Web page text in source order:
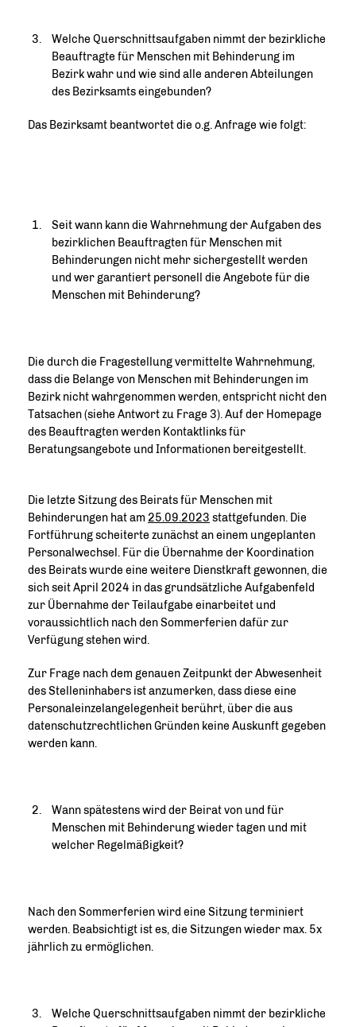
Welche Querschnittsaufgaben nimmt der bezirkliche
Beauftragte für Menschen mit Behinderung im
Bezirk wahr und wie sind alle anderen Abteilungen
des Bezirksamts eingebunden?
Das Bezirksamt beantwortet die o.g. Anfrage wie folgt:
Seit wann kann die Wahrnehmung der Aufgaben des
bezirklichen Beauftragten für Menschen mit
Behinderungen nicht mehr sichergestellt werden
und wer garantiert personell die Angebote für die
Menschen mit Behinderung?
Die durch die Fragestellung vermittelte Wahrnehmung,
dass die Belange von Menschen mit Behinderungen im
Bezirk nicht wahrgenommen werden, entspricht nicht den
Tatsachen (siehe Antwort zu Frage 3). Auf der Homepage
des Beauftragten werden Kontaktlinks für
Beratungsangebote und Informationen bereitgestellt.
Die letzte Sitzung des Beirats für Menschen mit
Behinderungen hat am 25.09.2023 stattgefunden. Die
Fortführung scheiterte zunächst an einem ungeplanten
Personalwechsel. Für die Übernahme der Koordination
des Beirats wurde eine weitere Dienstkraft gewonnen, die
sich seit April 2024 in das grundsätzliche Aufgabenfeld
zur Übernahme der Teilaufgabe einarbeitet und
voraussichtlich nach den Sommerferien dafür zur
Verfügung stehen wird.
Zur Frage nach dem genauen Zeitpunkt der Abwesenheit
des Stelleninhabers ist anzumerken, dass diese eine
Personaleinzelangelegenheit berührt, über die aus
datenschutzrechtlichen Gründen keine Auskunft gegeben
werden kann.
Wann spätestens wird der Beirat von und für
Menschen mit Behinderung wieder tagen und mit
welcher Regelmäßigkeit?
Nach den Sommerferien wird eine Sitzung terminiert
werden. Beabsichtigt ist es, die Sitzungen wieder max. 5x
jährlich zu ermöglichen.
Welche Querschnittsaufgaben nimmt der bezirkliche